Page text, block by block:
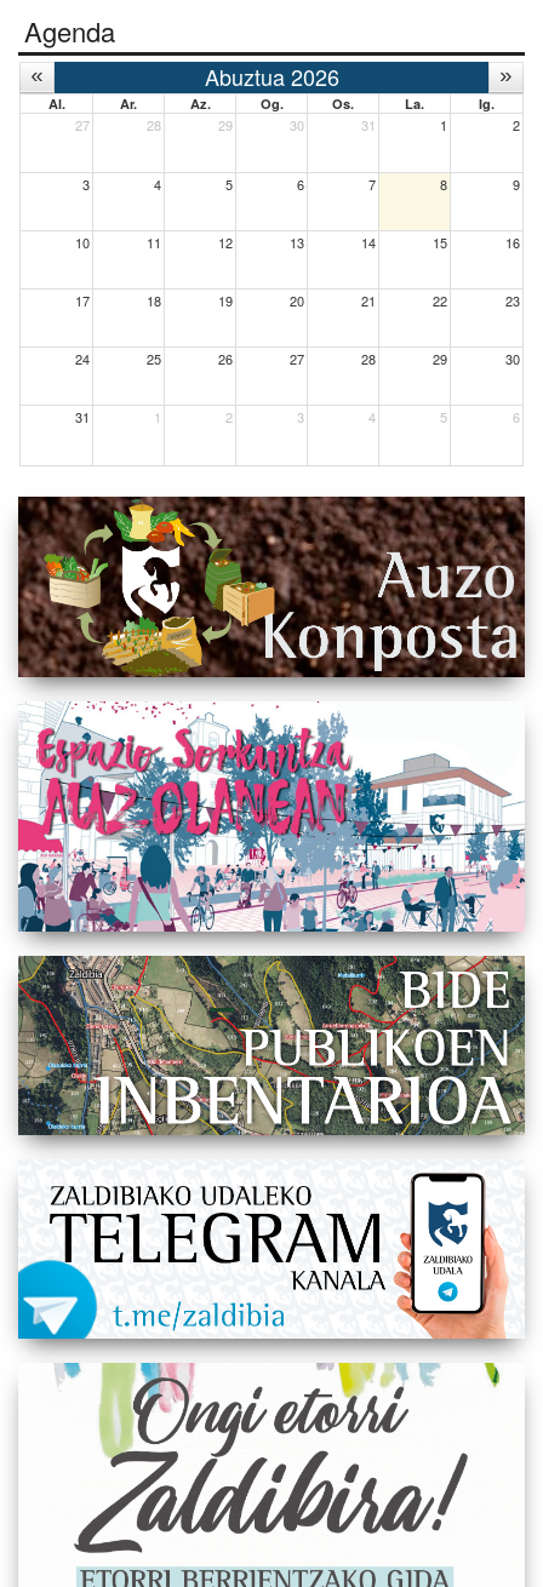
Agenda
Abuztua 2026
Al. Ar. Az. Og. Os. La. Ig.
27 28 29 30 31 1 2
3 4 5 6 7 8 9
10 11 12 13 14 15 16
17 18 19 20 21 22 23
24 25 26 27 28 29 30
31 1 2 3 4 5 6